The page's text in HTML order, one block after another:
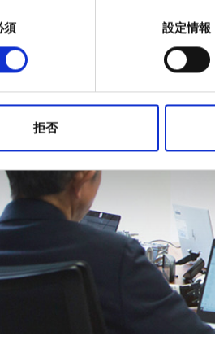
須 設定情報
拒否